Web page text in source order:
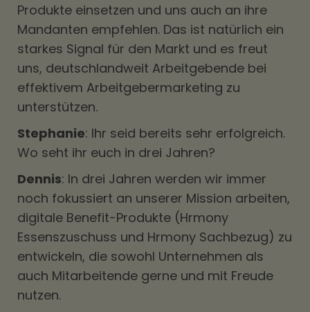
Produkte einsetzen und uns auch an ihre
Mandanten empfehlen. Das ist natürlich ein
starkes Signal für den Markt und es freut
uns, deutschlandweit Arbeitgebende bei
effektivem Arbeitgebermarketing zu
unterstützen.
Stephanie: Ihr seid bereits sehr erfolgreich.
Wo seht ihr euch in drei Jahren?
Dennis: In drei Jahren werden wir immer
noch fokussiert an unserer Mission arbeiten,
digitale Benefit-Produkte (Hrmony
Essenszuschuss und Hrmony Sachbezug) zu
entwickeln, die sowohl Unternehmen als
auch Mitarbeitende gerne und mit Freude
nutzen.